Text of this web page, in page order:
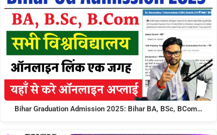
Bihar Graduation Admission 2025: Bihar BA, BSc, BCom…